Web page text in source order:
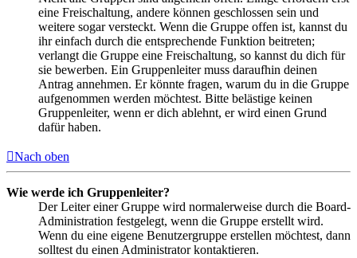
eine Freischaltung, andere können geschlossen sein und
weitere sogar versteckt. Wenn die Gruppe offen ist, kannst du
ihr einfach durch die entsprechende Funktion beitreten;
verlangt die Gruppe eine Freischaltung, so kannst du dich für
sie bewerben. Ein Gruppenleiter muss daraufhin deinen
Antrag annehmen. Er könnte fragen, warum du in die Gruppe
aufgenommen werden möchtest. Bitte belästige keinen
Gruppenleiter, wenn er dich ablehnt, er wird einen Grund
dafür haben.
Nach oben
Wie werde ich Gruppenleiter?
Der Leiter einer Gruppe wird normalerweise durch die Board-
Administration festgelegt, wenn die Gruppe erstellt wird.
Wenn du eine eigene Benutzergruppe erstellen möchtest, dann
solltest du einen Administrator kontaktieren.